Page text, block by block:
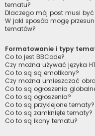
tematu?
Dlaczego mój post musi
W jaki sposób mogę
tematów?
Formatowanie i typy
Co to jest BBCode?
Czy można używać języka
Co to są są emotikony?
Czy można umieszczać
Co to są ogłoszenia
Co to są ogłoszenia?
Co to są przyklejone tematy?
Co to są zamknięte tematy?
Co to są ikony tematu?